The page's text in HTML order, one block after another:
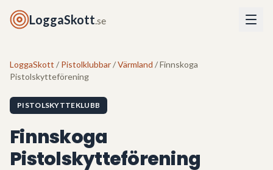
LoggaSkott.se
LoggaSkott / Pistolklubbar/Värmland / Finnskoga
Pistolskytteförening
PISTOLSKYTTEKLUBB
Finnskoga
Pistolskytteförening